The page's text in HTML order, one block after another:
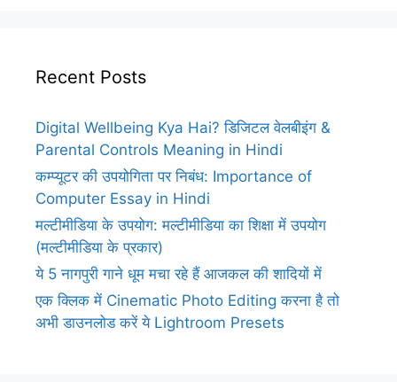
Recent Posts
Digital Wellbeing Kya Hai? डिजिटल वेलबीइंग &
Parental Controls Meaning in Hindi
कम्प्यूटर की उपयोगिता पर निबंध: Importance of
Computer Essay in Hindi
मल्टीमीडिया के उपयोग: मल्टीमीडिया का शिक्षा में उपयोग
(मल्टीमीडिया के प्रकार)
ये 5 नागपुरी गाने धूम मचा रहे हैं आजकल की शादियों में
एक क्लिक में Cinematic Photo Editing करना है तो
अभी डाउनलोड करें ये Lightroom Presets